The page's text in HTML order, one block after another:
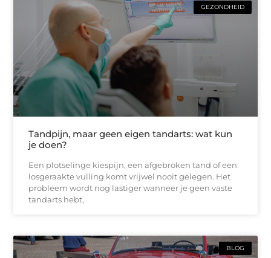
GEZONDHEID
Tandpijn, maar geen eigen tandarts: wat kun
je doen?
Een plotselinge kiespijn, een afgebroken tand of een
losgeraakte vulling komt vrijwel nooit gelegen. Het
probleem wordt nog lastiger wanneer je geen vaste
tandarts hebt,
BLOG